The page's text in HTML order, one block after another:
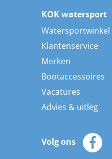
KOK watersport
Watersportwinkel
Klantenservice
Merken
Bootaccessoires
Vacatures
Advies & uitleg
Volg ons